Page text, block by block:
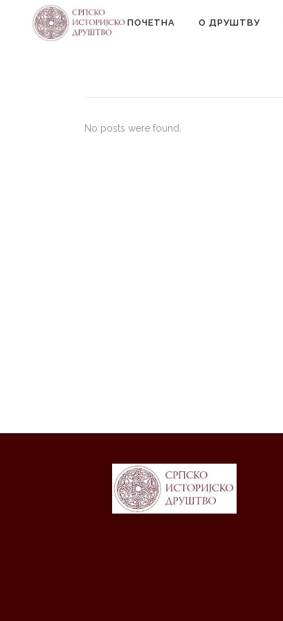
ПОЧЕТНА О ДРУШТВУ
No posts were found.